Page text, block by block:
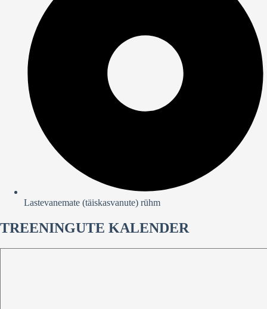
Lastevanemate (täiskasvanute) rühm
TREENINGUTE KALENDER